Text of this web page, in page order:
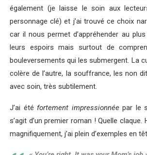
également (je laisse le soin aux
personnage clé) et j’ai trouvé ce choix
car il nous permet d’appréhender au
leurs espoirs mais surtout de
bouleversements qui les submergent. La
colère de l’autre, la souffrance, les non
avec soin, très subtilement.
J’ai été fortement impressionnéepar le
s’agit d’un premier roman ! Quelle claque.
magnifiquement, j’ai plein d’exemples en